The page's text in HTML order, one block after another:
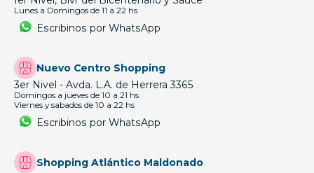
Lunes a Domingos de 11 a 22 hs
Escribinos por WhatsApp
Nuevo Centro Shopping
3er Nivel - Avda. L.A. de Herrera 3365
Domingos a jueves de 10 a 21 hs
Viernes y sabados de 10 a 22 hs
Escribinos por WhatsApp
Shopping Atlántico Maldonado